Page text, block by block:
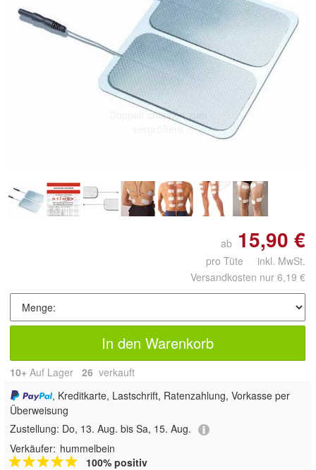
Doppelt antippen zum
vergrößern
ab 15,90 €
pro Tüte inkl. MwSt.
Versandkosten nur 6,19 €
In den Warenkorb
10+ Auf Lager 26 verkauft
, Kreditkarte, Lastschrift, Ratenzahlung, Vorkasse per
Überweisung
Zustellung: Do, 13. Aug. bis Sa, 15. Aug.
Verkäufer: hummelbein
100% positiv